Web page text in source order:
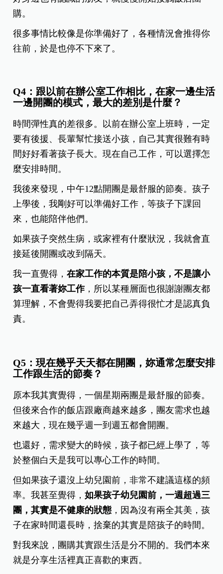
購。
很多事情比較像是你準備好了，各種情況會推得你
往前，於是也停不下來了。
Q4：跟以前在辦公室工作相比，在家一邊生活
一邊開團的模式，最大的差別是什麼？
時間彈性真的差很多。以前在辦公室上班時，一定
要有後援、長輩幫忙接送小孩，自己其實很難有時
間好好看著孩子長大。現在自己工作，可以選擇怎
麼安排時間。
我後來發現，中午12點開團是最舒服的節奏。孩子
上學後，我剛好可以準備好工作，等孩子下課回
來，也能陪伴他們。
如果孩子突然生病，或家裡有什麼狀況，我就會直
接延後開團或改到隔天。
我一直覺得，在家工作的本質是陪小孩，不是讓小
孩一直看著妳工作，所以某種層面也很謝謝團友都
算理解，不會覺得我要把自己弄得很忙才是認真負
責。
Q5：現在幾乎天天都在開團，妳通常怎麼安排
工作跟生活的節奏？
原本我其實覺得，一個星期兩團是最舒服的節奏。
但後來合作的飯店跟廠商越來越多，團友需求也越
來越大，現在幾乎週一到週五都會開團。
也還好，需求變大的時候，孩子都已經上學了，等
於整個白天是我可以專心工作的時間。
但如果孩子還沒上幼兒園前，非常不建議這樣的頻
率。我甚至覺得，如果孩子幼兒園前，一週超過三
團，其實是不健康的狀態 ，因為沒有兩全其美，孩
子在家時間還長時，捨棄的其實是陪孩子的時間。
對我來說，團購其實跟生活是分不開的。我們本來
就是分享生活裡真正喜歡的東西。